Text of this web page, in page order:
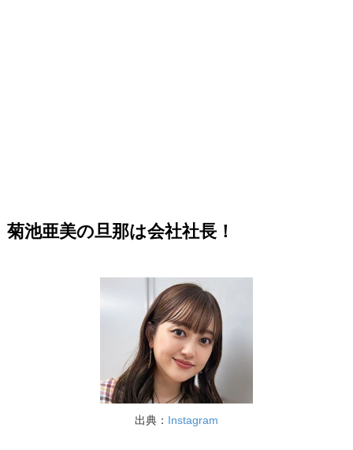
菊池亜美の旦那は会社社長！
出典： Instagram